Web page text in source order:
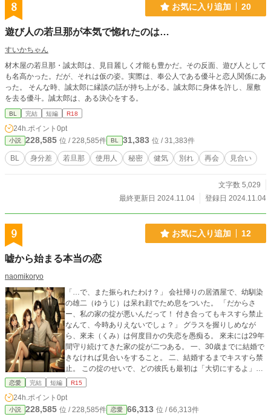
8 お気に入り追加 20
遊び人の若旦那が本気で惚れたのは…
すいかちゃん
材木屋の若旦那・誠太郎は、見目麗しく才能も豊かだ。その反面、遊び人として
も名高かった。だが、それは仮の姿。実際は、奉公人である優斗と恋人関係にあ
った。 そんな時、誠太郎に縁談の話が持ち上がる。誠太郎に身体を許し、屋敷
を去る優斗。誠太郎は、ある決心をする。
BL 完結 短編 R18
24h.ポイント 0pt
小説 228,585 位 / 228,585件 BL 31,383 位 / 31,383件
BL 身分差 若旦那 使用人 秘密 健気 別れ 再会 見合い
文字数 5,029
最終更新日 2024.11.04
登録日 2024.11.04
9 お気に入り追加 12
嘘から始まる本当の恋
naomikoryo
「…で、また振られたわけ？」 会社帰りの居酒屋で、幼馴染
の雄二（ゆうじ）は呆れ顔でため息をついた。 「だからさ
ー、私の家の掟が悪いんだって！ 付き合ってもキスすら禁止
なんて、今時ありえないでしょ？」 グラスを握りしめなが
ら、來未（くみ）は何度目かの失恋を愚痴る。 來未には29年
間守り続けてきた家の掟が二つある。 一、30歳までに結婚で
きなければ見合いをすること。 二、結婚するまでキスすら禁
止。 この掟のせいで、どの彼氏も最初は「大切にするよ」と
言ってくれるものの、最終的には「なんか、俺のこと好きじ
えさせて』って言われたら、そのままフェードアウト？」
「そう！ もうパターン化してる！」 來未はぐいっとグラスの
恋愛 完結 短編 R15
24h.ポイント 0pt
小説 228,585 位 / 228,585件 恋愛 66,313 位 / 66,313件